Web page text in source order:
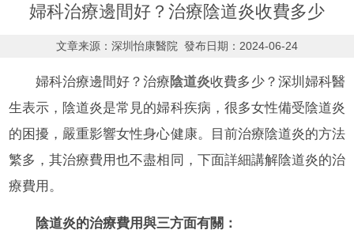
婦科治療邊間好？治療陰道炎收費多少
文章来源：深圳怡康醫院 發布日期：2024-06-24
婦科治療邊間好？治療陰道炎收費多少？深圳婦科醫
生表示，陰道炎是常見的婦科疾病，很多女性備受陰道炎
的困擾，嚴重影響女性身心健康。目前治療陰道炎的方法
繁多，其治療費用也不盡相同，下面詳細講解陰道炎的治
療費用。
陰道炎的治療費用與三方面有關：